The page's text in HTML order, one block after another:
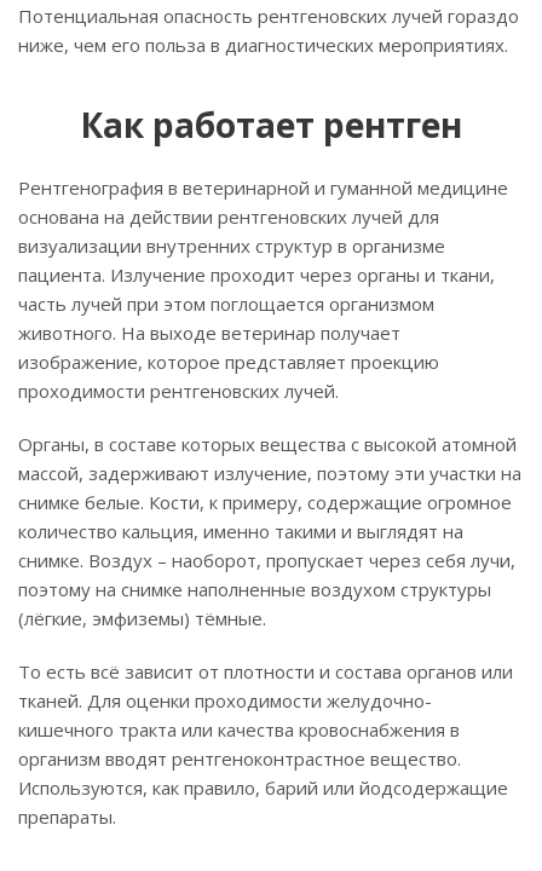
Потенциальная опасность рентгеновских лучей гораздо
ниже, чем его польза в диагностических мероприятиях.
Как работает рентген
Рентгенография в ветеринарной и гуманной медицине
основана на действии рентгеновских лучей для
визуализации внутренних структур в организме
пациента. Излучение проходит через органы и ткани,
часть лучей при этом поглощается организмом
животного. На выходе ветеринар получает
изображение, которое представляет проекцию
проходимости рентгеновских лучей.
Органы, в составе которых вещества с высокой атомной
массой, задерживают излучение, поэтому эти участки на
снимке белые. Кости, к примеру, содержащие огромное
количество кальция, именно такими и выглядят на
снимке. Воздух – наоборот, пропускает через себя лучи,
поэтому на снимке наполненные воздухом структуры
(лёгкие, эмфиземы) тёмные.
То есть всё зависит от плотности и состава органов или
тканей. Для оценки проходимости желудочно-
кишечного тракта или качества кровоснабжения в
организм вводят рентгеноконтрастное вещество.
Используются, как правило, барий или йодсодержащие
препараты.